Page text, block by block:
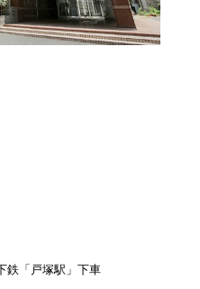
鉄「戸塚駅」下車